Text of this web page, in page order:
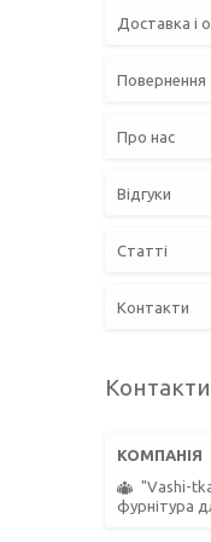
Доставка і
Повернення
Про нас
Відгуки
Статті
Контакти
Контакти
"Vashi-
фурнітура